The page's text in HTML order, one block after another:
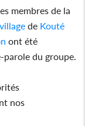
membres de la
village de Kouté
ont été
parole du groupe.
nos